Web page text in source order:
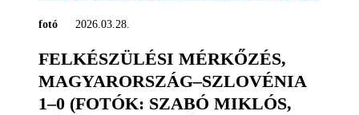
fotó 2026.03.28.
FELKÉSZÜLÉSI MÉRKŐZÉS,
MAGYARORSZÁG–SZLOVÉNIA
1–0 (FOTÓK: SZABÓ MIKLÓS,